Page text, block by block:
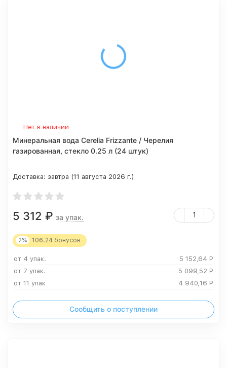
Нет в наличии
Минеральная вода Cerelia Frizzante / Черелия
газированная, стекло 0.25 л (24 штук)
Доставка: завтра (11 августа 2026 г.)
5 312 ₽ за упак.
2% 106.24 бонусов
от 4 упак. 5 152,64 Р
от 7 упак.
5 099,52 Р
от 11 упак
4 940,16 Р
Сообщить о поступлении